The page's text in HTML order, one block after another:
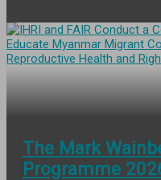
The Mark
Programme